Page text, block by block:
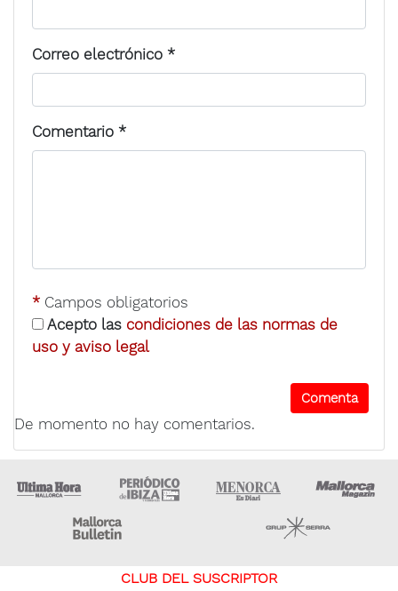
Correo electrónico *
Comentario *
* Campos obligatorios
Acepto las condiciones de las normas de
uso y aviso legal
De momento no hay comentarios.
Ultima Hora Ultima hora Ibiza Menorca • Es Diari
CLUB DEL SUSCRIPTOR